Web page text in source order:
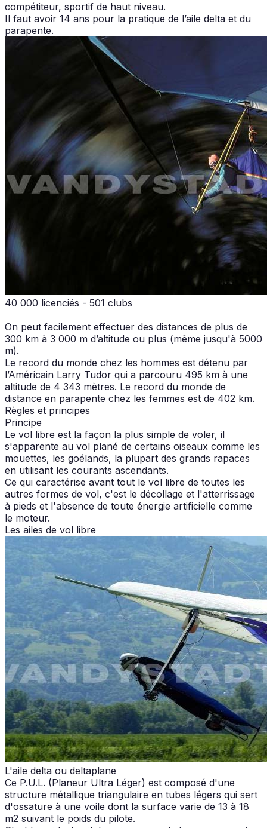
compétiteur, sportif de haut niveau.
Il faut avoir 14 ans pour la pratique de l’aile delta et du
parapente.
40 000 licenciés - 501 clubs
On peut facilement effectuer des distances de plus de
300 km à 3 000 m d’altitude ou plus (même jusqu'à 5000
m).
Le record du monde chez les hommes est détenu par
l’Américain Larry Tudor qui a parcouru 495 km à une
altitude de 4 343 mètres. Le record du monde de
distance en parapente chez les femmes est de 402 km.
Règles et principes
Principe
Le vol libre est la façon la plus simple de voler, il
s'apparente au vol plané de certains oiseaux comme les
mouettes, les goélands, la plupart des grands rapaces
en utilisant les courants ascendants.
Ce qui caractérise avant tout le vol libre de toutes les
autres formes de vol, c'est le décollage et l'atterrissage
à pieds et l'absence de toute énergie artificielle comme
le moteur.
Les ailes de vol libre
L'aile delta ou deltaplane
Ce P.U.L. (Planeur Ultra Léger) est composé d'une
structure métallique triangulaire en tubes légers qui sert
d'ossature à une voile dont la surface varie de 13 à 18
m2 suivant le poids du pilote.